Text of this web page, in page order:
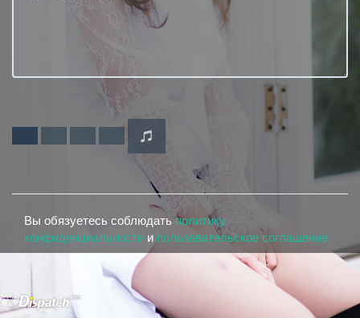
Вы обязуетесь соблюдатьполитику
конфиденциальности и пользовательское соглашение